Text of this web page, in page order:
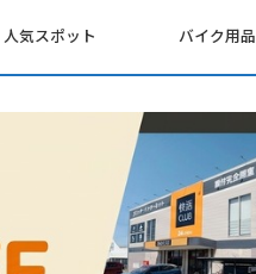
人気スポット バイク用品